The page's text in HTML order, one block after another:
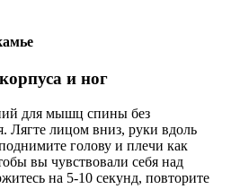
и ног
для мышц спины без
Лягте лицом вниз, руки вдоль
голову и плечи как
вы чувствовали себя над
на 5-10 секунд, повторите